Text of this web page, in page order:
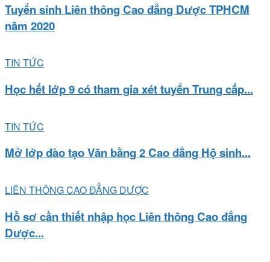
Tuyển sinh Liên thông Cao đẳng Dược TPHCM
năm 2020
TIN TỨC
Học hết lớp 9 có tham gia xét tuyển Trung cấp...
TIN TỨC
Mở lớp đào tạo Văn bằng 2 Cao đẳng Hộ sinh...
LIÊN THÔNG CAO ĐẲNG DƯỢC
Hồ sơ cần thiết nhập học Liên thông Cao đẳng
Dược...